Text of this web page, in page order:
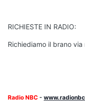
RICHIESTE IN RADIO:
Richiediamo il brano
Radio NBC -